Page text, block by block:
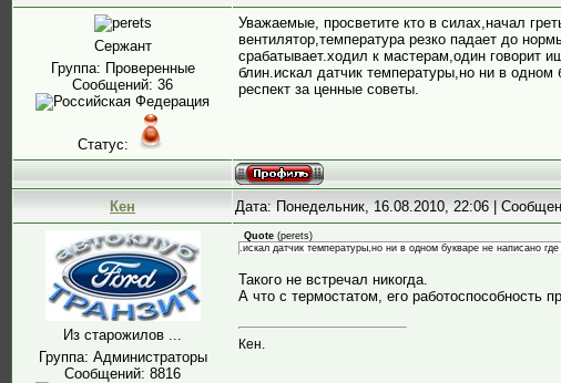
Сержант
Группа: Проверенные
Сообщений: 36
Статус:
Уважаемые, просветите кто в силах,начал
вентилятор,температура резко падает до
срабатывает.ходил к мастерам,один говорит
блин.искал датчик температуры,но ни в одном
респект за ценные советы.
Кен Дата: Понедельник, 16.08.2010, 22:06 |
Из старожилов ...
Группа: Администраторы
Сообщений: 8816
Quote (perets)
.искал датчик температуры,но ни в одном букваре не написано
Такого не встречал никогда.
А что с термостатом, его работоспособность
Кен.